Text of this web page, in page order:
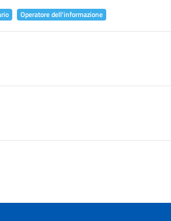
Operatore dell'informazione